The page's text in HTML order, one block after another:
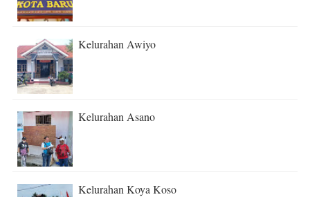
Kelurahan Awiyo
Kelurahan Asano
Kelurahan Koya Koso